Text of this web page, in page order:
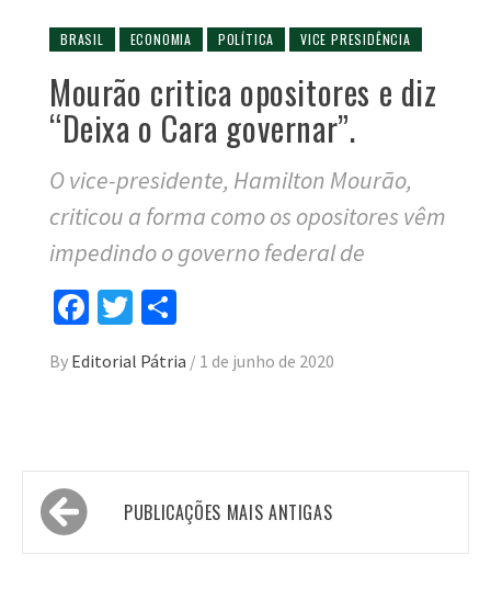
BRASIL ECONOMIA POLÍTICA VICE PRESIDÊNCIA
Mourão critica opositores e diz
“Deixa o Cara governar”.
O vice-presidente, Hamilton Mourão,
criticou a forma como os opositores vêm
impedindo o governo federal de
Facebook
Twitter
By Editorial Pátria / 1 de junho de 2020
Navegação
por PUBLICAÇÕES MAIS ANTIGAS